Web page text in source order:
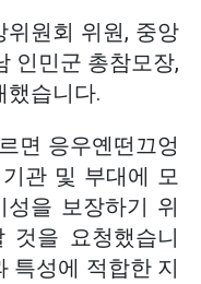
원회 위원, 중앙
인민군 총참모장,
했습니다.
면 응우옌떤끄엉
관 및 부대에 모
을 보장하기 위
것을 요청했습니
특성에 적합한 지